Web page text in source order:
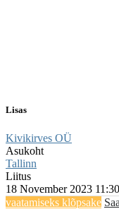
Lisas
Kivikirves OÜ
Asukoht
Tallinn
Liitus
18 November 2023 11:30
vaatamiseks klõpsake